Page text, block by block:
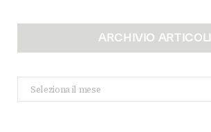
ARCHIVIO ARTICOLI
Archivio
Articoli